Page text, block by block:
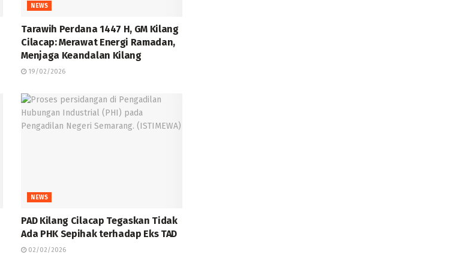
NEWS
Tarawih Perdana 1447 H, GM Kilang
Cilacap: Merawat Energi Ramadan,
Menjaga Keandalan Kilang
19/02/2026
NEWS
PAD Kilang Cilacap Tegaskan Tidak
Ada PHK Sepihak terhadap Eks TAD
02/02/2026